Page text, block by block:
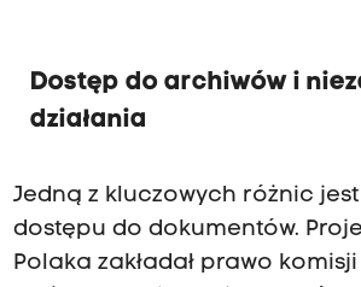
Dostęp do archiwów i
działania
Jedną z kluczowych różnic
dostępu do dokumentów.
Polaka zakładał prawo